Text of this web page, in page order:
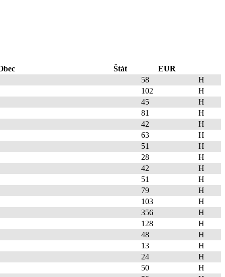
Štát
EUR
58
H
102
H
45
H
81
H
42
H
63
H
51
H
28
H
42
H
51
H
79
H
103
H
356
H
128
H
48
H
13
H
24
H
50
H